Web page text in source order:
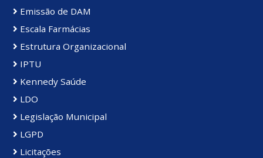
Emissão de DAM
Escala Farmácias
Estrutura Organizacional
IPTU
Kennedy Saúde
LDO
Legislação Municipal
LGPD
Licitações